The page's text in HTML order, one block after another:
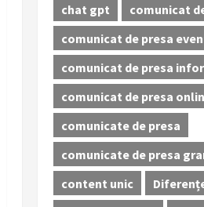
chat gpt
comunicat
comunicat de presa
comunicat de presa
comunicat de presa
comunicate de presa
comunicate de presa
content unic